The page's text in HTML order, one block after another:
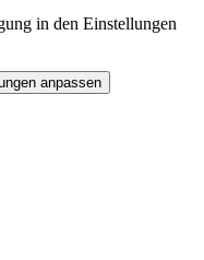
in den Einstellungen
anpassen